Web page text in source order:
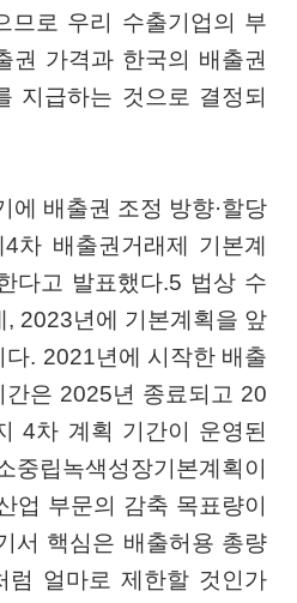
므로 우리 수출기업의 부
권 가격과 한국의 배출권
지급하는 것으로 결정되
에 배출권 조정 방향·할당
차 배출권거래제 기본계
다고 발표했다.5 법상 수
2023년에 기본계획을 앞
. 2021년에 시작한 배출
은 2025년 종료되고 20
4차 계획 기간이 운영된
중립녹색성장기본계획이
업 부문의 감축 목표량이
서 핵심은 배출허용 총량
럼 얼마로 제한할 것인가